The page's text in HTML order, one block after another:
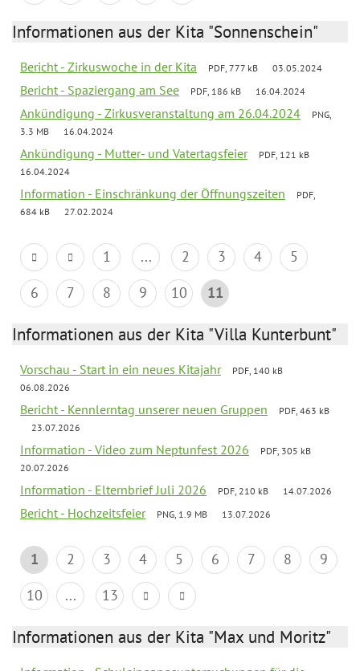
Informationen aus der Kita "Sonnenschein"
Bericht - Zirkuswoche in der Kita PDF, 777 kB 03.05.2024
Bericht - Spaziergang am See PDF, 186 kB 16.04.2024
Ankündigung - Zirkusveranstaltung am 26.04.2024
PNG,
3.3 MB
16.04.2024
Ankündigung - Mutter- und Vatertagsfeier
PDF, 121 kB
16.04.2024
Information - Einschränkung der Öffnungszeiten
PDF,
684 kB
27.02.2024
1 ... 2 3 4
5
6
7 8 9 10 11
Informationen aus der Kita "Villa Kunterbunt"
Vorschau - Start in ein neues Kitajahr
PDF, 140 kB
06.08.2026
Bericht - Kennlerntag unserer neuen Gruppen
PDF, 463 kB
23.07.2026
Information - Video zum Neptunfest 2026
PDF, 305 kB
20.07.2026
Information - Elternbrief Juli 2026 PDF, 210 kB 14.07.2026
Bericht - Hochzeitsfeier PNG, 1.9 MB 13.07.2026
1 2 3 4 5 6 7 8
9
10
... 13
Informationen aus der Kita "Max und Moritz"